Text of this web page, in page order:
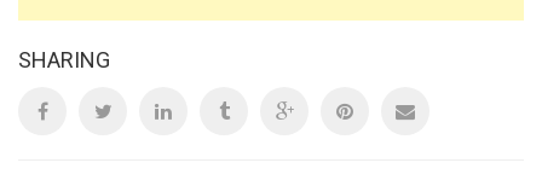
SHARING